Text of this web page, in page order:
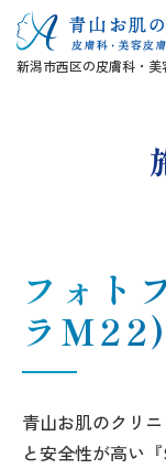
美容皮膚科
新潟市西区の皮膚科・美
フォト
ラM22)
青山お肌のクリ
と安全性が高い